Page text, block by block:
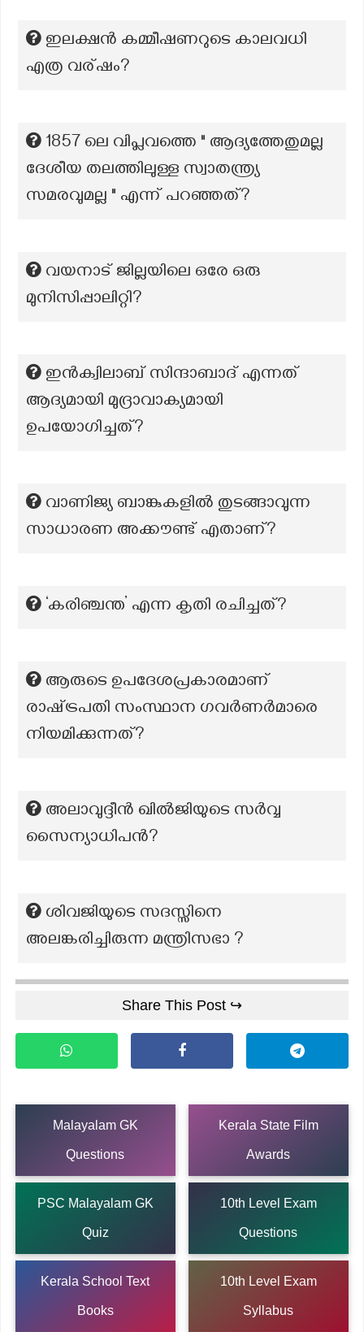
ഇലക്ഷൻ കമ്മീഷണറുടെ കാലവധി
എത്ര വര്ഷം?
1857 ലെ വിപ്ലവത്തെ " ആദ്യത്തേതുമല്ല
ദേശീയ തലത്തിലുള്ള സ്വാതന്ത്ര്യ
സമരവുമല്ല " എന്ന് പറഞ്ഞത്?
വയനാട് ‍‍ജില്ലയിലെ ഒരേ ഒരു
മുനിസിപ്പാലിറ്റി?
ഇൻക്വിലാബ് സിന്ദാബാദ് എന്നത്
ആദ്യമായി മുദ്രാവാക്യമായി
ഉപയോഗിച്ചത്?
വാണിജ്യ ബാങ്കുകളിൽ തുടങ്ങാവുന്ന
സാധാരണ അക്കൗണ്ട് എതാണ്?
‘കരിഞ്ചന്ത’ എന്ന കൃതി രചിച്ചത്?
ആരുടെ ഉപദേശപ്രകാരമാണ്
രാഷ്‌ട്രപതി സംസ്ഥാന ഗവർണർമാരെ
നിയമിക്കുന്നത്?
അലാവുദ്ദീൻ ഖിൽജിയുടെ സർവ്വ
സൈന്യാധിപൻ?
ശിവജിയുടെ സദസ്സിനെ
അലങ്കരിച്ചിരുന്ന മന്ത്രിസഭാ ?
Share This Post ↪
Malayalam GK
Questions
Kerala State Film
Awards
PSC Malayalam GK
Quiz
10th Level Exam
Questions
Kerala School Text
Books
10th Level Exam
Syllabus